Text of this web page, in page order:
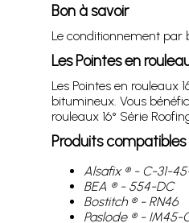
Bon à savoir
Le conditionnement par
Les Pointes en
Les Pointes en rouleaux
bitumineux. Vous
rouleaux 16° Série
Produits compatibles
Alsafix ® - C-31-
BEA ® - 554-DC
Bostitch ® - RN46
Paslode ® - IM45-